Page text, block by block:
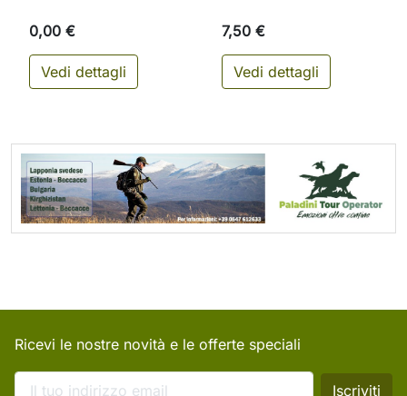
0,00 €
Vedi dettagli
7,50 €
Vedi dettagli
Ricevi le nostre novità e le offerte speciali